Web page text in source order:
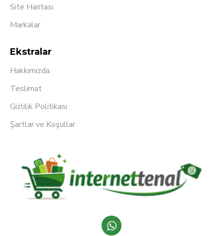
Site Haritası
Markalar
Ekstralar
Hakkımızda
Teslimat
Gizlilik Politikası
Şartlar ve Koşullar